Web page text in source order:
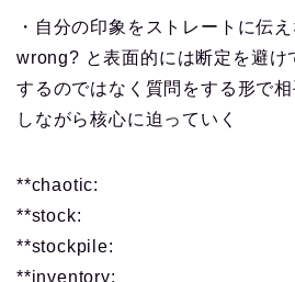
・自分の印象をストレートに伝
wrong? と表面的には断定を避け
するのではなく質問をする形で
しながら核心に迫っていく
**chaotic:
**stock:
**stockpile:
**inventory: